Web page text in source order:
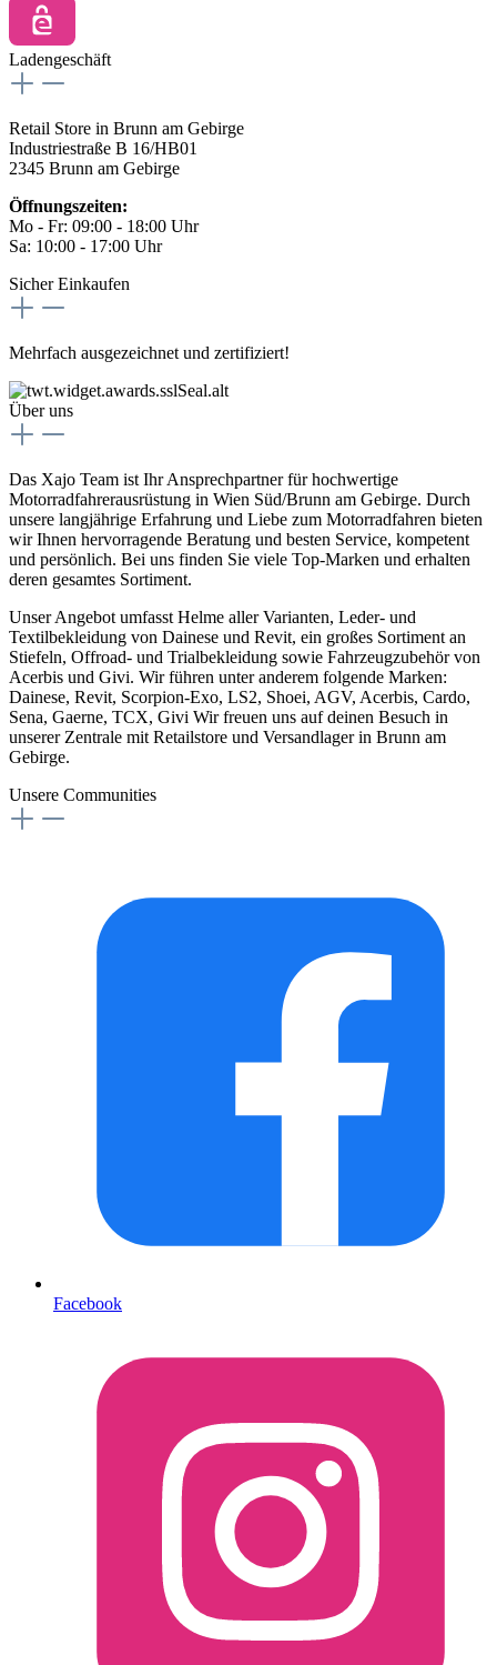
Ladengeschäft
Retail Store in Brunn am Gebirge
Industriestraße B 16/HB01
2345 Brunn am Gebirge
Öffnungszeiten:
Mo - Fr: 09:00 - 18:00 Uhr
Sa: 10:00 - 17:00 Uhr
Sicher Einkaufen
Mehrfach ausgezeichnet und zertifiziert!
Über uns
Das Xajo Team ist Ihr Ansprechpartner für hochwertige
Motorradfahrerausrüstung in Wien Süd/Brunn am Gebirge. Durch
unsere langjährige Erfahrung und Liebe zum Motorradfahren bieten
wir Ihnen hervorragende Beratung und besten Service, kompetent
und persönlich. Bei uns finden Sie viele Top-Marken und erhalten
deren gesamtes Sortiment.
Unser Angebot umfasst Helme aller Varianten, Leder- und
Textilbekleidung von Dainese und Revit, ein großes Sortiment an
Stiefeln, Offroad- und Trialbekleidung sowie Fahrzeugzubehör von
Acerbis und Givi. Wir führen unter anderem folgende Marken:
Dainese, Revit, Scorpion-Exo, LS2, Shoei, AGV, Acerbis, Cardo,
Sena, Gaerne, TCX, Givi Wir freuen uns auf deinen Besuch in
unserer Zentrale mit Retailstore und Versandlager in Brunn am
Gebirge.
Unsere Communities
Facebook